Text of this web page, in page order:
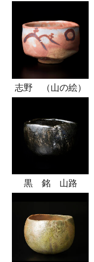
志野 （山の絵）
黒 銘 山路